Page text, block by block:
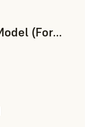
White Architectural Model (Form 4)